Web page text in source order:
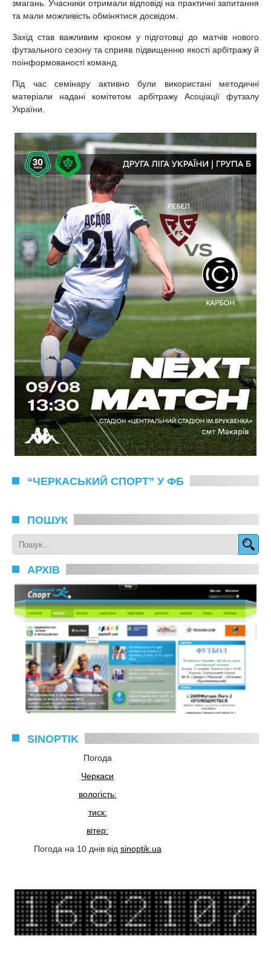
змагань. Учасники отримали відповіді на практичні запитання
та мали можливість обмінятися досвідом.
Захід став важливим кроком у підготовці до матчів нового
футзального сезону та сприяв підвищенню якості арбітражу й
поінформованості команд.
Під час семінару активно були використані методичні
матеріали надані комітетом арбітражу Асоціації футзалу
України.
“ЧЕРКАСЬКИЙ СПОРТ” У ФБ
ПОШУК
АРХІВ
SINOPTIK
Погода
Черкаси
вологість:
тиск:
вітер:
Погода на 10 днів від sinoptik.ua